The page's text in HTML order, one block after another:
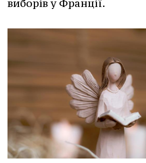
виборів у Франції.